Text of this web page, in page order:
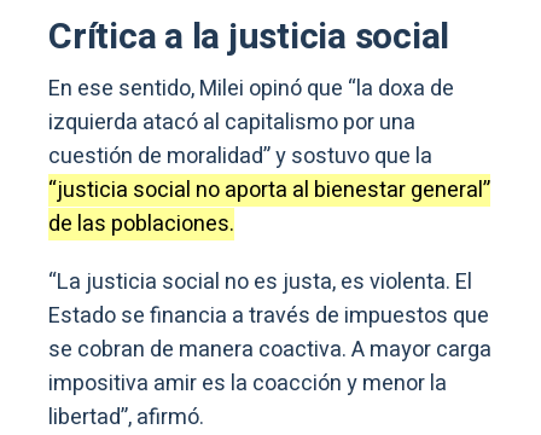
Crítica a la justicia social
En ese sentido, Milei opinó que “la doxa de
izquierda atacó al capitalismo por una
cuestión de moralidad” y sostuvo que la
“justicia social no aporta al bienestar general”
de las poblaciones.
“La justicia social no es justa, es violenta. El
Estado se financia a través de impuestos que
se cobran de manera coactiva. A mayor carga
impositiva amir es la coacción y menor la
libertad”, afirmó.